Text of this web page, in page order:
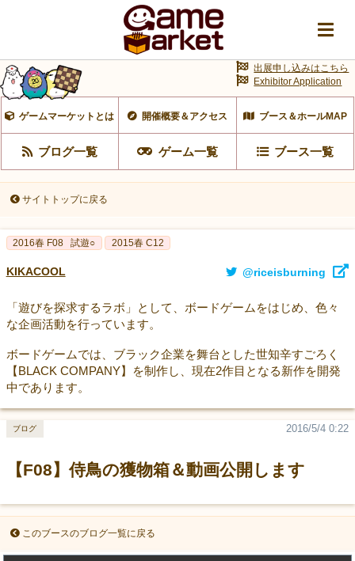
ゲームマーケットとは 開催概要＆アクセス ブース＆ホールMAP
ブログ一覧 ゲーム一覧 ブース一覧
出展申し込みはこちら
Exhibitor Application
サイトトップに戻る
2016春 F08 試遊○ 2015春 C12
KIKACOOL @riceisburning
「遊びを探求するラボ」として、ボードゲームをはじめ、色々
な企画活動を行っています。
ボードゲームでは、ブラック企業を舞台とした世知辛すごろく
【BLACK COMPANY】を制作し、現在2作目となる新作を開発
中であります。
【F08】侍鳥の獲物箱＆動画公開します
2016/5/4 0:22
ブログ
このブースのブログ一覧に戻る